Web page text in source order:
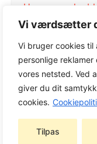
Vi værdsætter
Vi bruger cookies
personlige
vores netsted. Ved
giver du dit
cookies.
Tilpas
Husqvarna
og lader,
løvblæsere og -
Løvblæsere og
Varemærke: